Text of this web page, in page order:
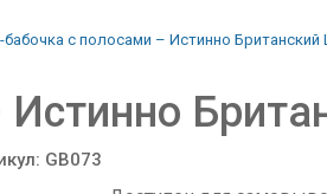
бабочка с полосами – Истинно Британский
Истинно
GB073